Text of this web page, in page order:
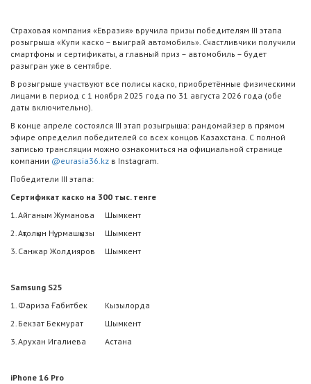
Страховая компания «Евразия» вручила призы победителям III этапа
розыгрыша «Купи каско – выиграй автомобиль». Счастливчики получили
смартфоны и сертификаты, а главный приз – автомобиль – будет
разыгран уже в сентябре.
В розыгрыше участвуют все полисы каско, приобретённые физическими
лицами в период с 1 ноября 2025 года по 31 августа 2026 года (обе
даты включительно).
В конце апреле состоялся III этап розыгрыша: рандомайзер в прямом
эфире определил победителей со всех концов Казахстана. С полной
записью трансляции можно ознакомиться на официальной странице
компании @eurasia36.kz в Instagram.
Победители III этапа:
Сертификат каско на 300 тыс. тенге
1.Айганым Жуманова
Шымкент
2.Ақтолқын Нұрмашқызы
Шымкент
3. Санжар Жолдияров Шымкент
Samsung S25
1. Фариза Ғабитбек
Кызылорда
2. Бекзат Бекмурат
Шымкент
3.Арухан Игалиева Астана
iPhone 16 Pro